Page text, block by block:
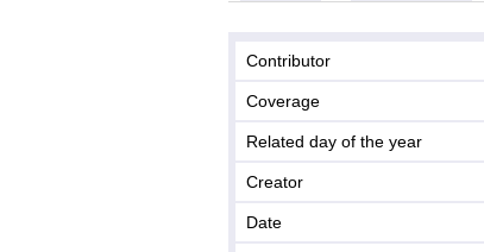
Contributor
Coverage
Related day of the year
Creator
Date